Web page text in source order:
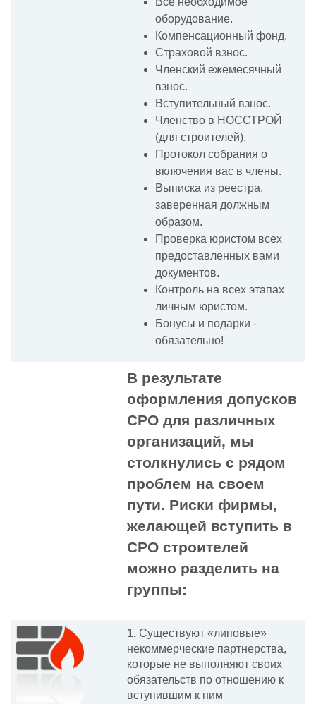
оборудование.
Компенсационный фонд.
Страховой взнос.
Членский ежемесячный
взнос.
Вступительный взнос.
Членство в НОССТРОЙ
(для строителей).
Протокол собрания о
включения вас в члены.
Выписка из реестра,
заверенная должным
образом.
Проверка юристом всех
предоставленных вами
документов.
Контроль на всех этапах
личным юристом.
Бонусы и подарки -
обязательно!
В результате
оформления допусков
СРО для различных
организаций, мы
столкнулись с рядом
проблем на своем
пути. Риски фирмы,
желающей вступить в
СРО строителей
можно разделить на
группы:
1. Существуют «липовые»
некоммерческие партнерства,
которые не выполняют своих
обязательств по отношению к
вступившим к ним